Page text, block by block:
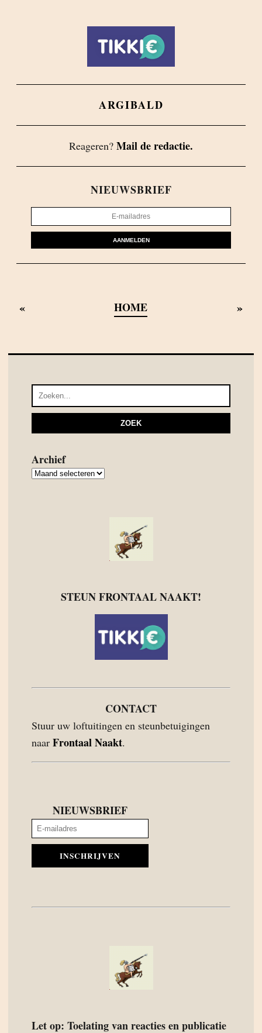
ARGIBALD
Reageren? Mail de redactie.
NIEUWSBRIEF
AANMELDEN
« HOME »
Archief
Archief
STEUN FRONTAAL NAAKT!
CONTACT
Stuur uw loftuitingen en steunbetuigingen
naar Frontaal Naakt.
NIEUWSBRIEF
INSCHRIJVEN
Let op: Toelating van reacties en publicatie